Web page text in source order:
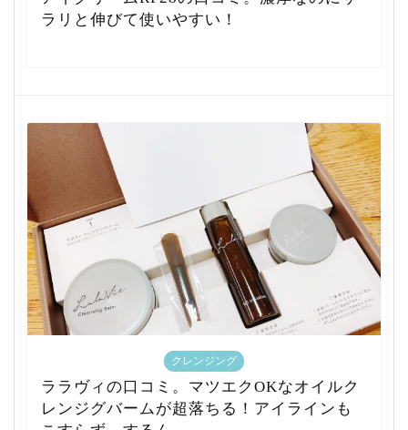
ラリと伸びて使いやすい！
クレンジング
ララヴィの口コミ。マツエクOKなオイルク
レンジグバームが超落ちる！アイラインも